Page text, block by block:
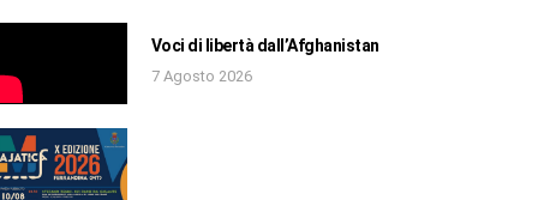
Voci di libertà dall’Afghanistan
7 Agosto 2026